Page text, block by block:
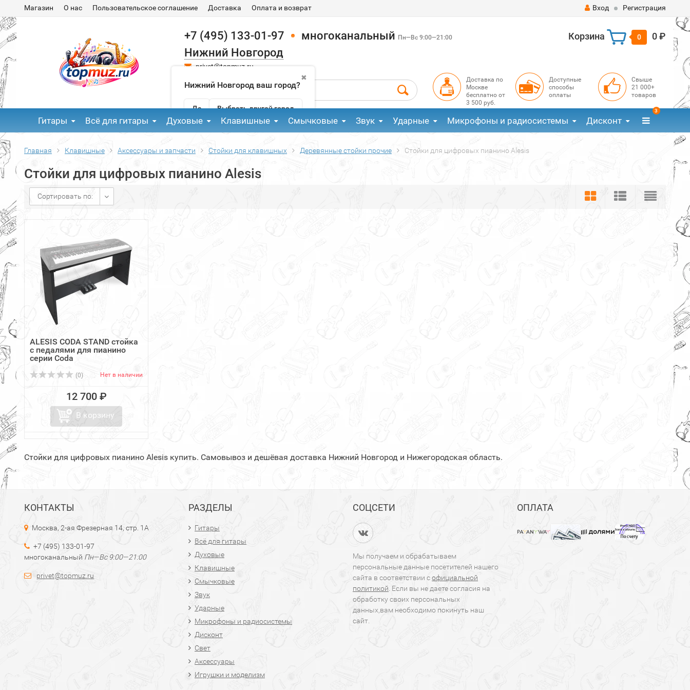
Магазин О нас Пользовательское соглашение Доставка Оплата и возврат Вход Регистрация
+7 (495) 133-01-97 многоканальный Пн—Вс 9:00—21:00
Нижний Новгород
✖
Нижний Новгород ваш город?
Да Выбрать другой город
privet@topmuz.ru
Корзина 0 0 ₽
Доставка по
Москве
бесплатно от
3 500 руб.
Доступные
способы
оплаты
Свыше
21 000+
товаров
Гитары Всё для гитары Духовые Клавишные Смычковые Звук Ударные Микрофоны и радиосистемы Дисконт
3
Главная Клавишные Аксессуары и запчасти Стойки для клавишных Деревянные стойки прочие Стойки для цифровых пианино Alesis
Стойки для цифровых пианино Alesis
Сортировать по:
ALESIS CODA STAND стойка
с педалями для пианино
серии Coda
(0) Нет в наличии
12 700 ₽
В корзину
Стойки для цифровых пианино Alesis купить. Самовывоз и дешёвая доставка Нижний Новгород и Нижегородская область.
КОНТАКТЫ
Москва, 2-ая Фрезерная 14, стр. 1А
+7 (495) 133-01-97
многоканальный Пн—Вс 9:00—21:00
privet@topmuz.ru
РАЗДЕЛЫ
Гитары
Всё для гитары
Духовые
Клавишные
Смычковые
Звук
Ударные
Микрофоны и радиосистемы
Дисконт
Свет
Аксессуары
Игрушки и моделизм
СОЦСЕТИ
Мы получаем и обрабатываем
персональные данные посетителей нашего
сайта в соответствии софициальной
политикой . Если вы не даете согласия на
обработку своих персональных
данных,вам необходимо покинуть наш
сайт.
ОПЛАТА